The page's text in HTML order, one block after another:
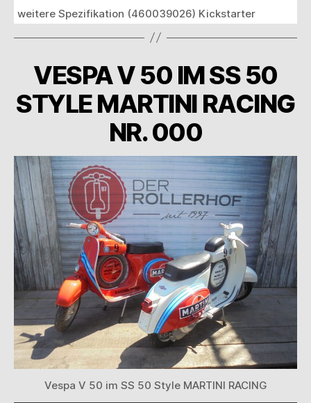
weitere Spezifikation (460039026) Kickstarter
VESPA V 50 IM SS 50
STYLE MARTINI RACING
NR. 000
Vespa V 50 im SS 50 Style MARTINI RACING